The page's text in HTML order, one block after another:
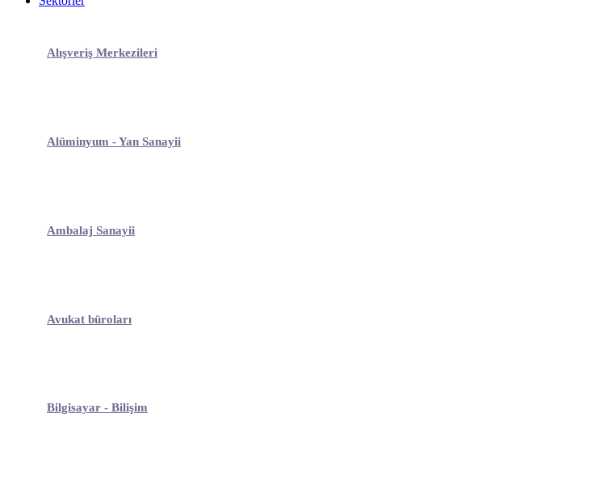
Alışveriş Merkezileri
Alüminyum - Yan Sanayii
Ambalaj Sanayii
Avukat büroları
Bilgisayar - Bilişim